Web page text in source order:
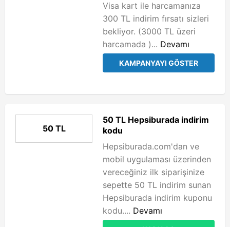
Visa kart ile harcamanıza
300 TL indirim fırsatı sizleri
bekliyor. (3000 TL üzeri
harcamada )... Devamı
KAMPANYAYI GÖSTER
50 TL
50 TL Hepsiburada indirim
kodu
Hepsiburada.com'dan ve
mobil uygulaması üzerinden
vereceğiniz ilk siparişinize
sepette 50 TL indirim sunan
Hepsiburada indirim kuponu
kodu.... Devamı